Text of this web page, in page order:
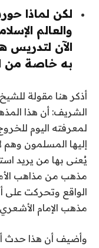
لكن لماذا
والعالم
الآن لتدريس
به خاصة من
أذكر هنا مقولة
الشريف: أن هذا
لمعرفته اليوم
إليها المسلمون وهم
يُعنى بها من يريد
مذهب من مذاهب
الواقع وتحركت على
مذهب الإمام
وأضيف أن هذا حدث